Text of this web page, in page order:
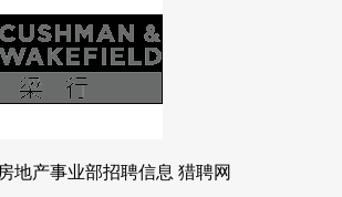
地产事业部招聘信息 猎聘网